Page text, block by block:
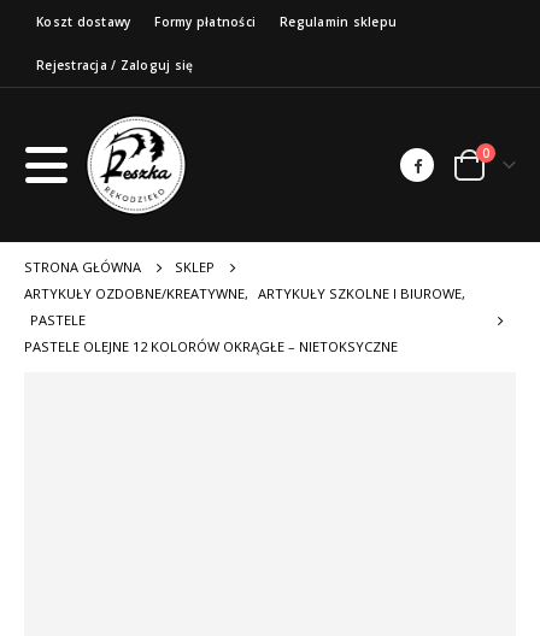
Koszt dostawy Formy płatności Regulamin sklepu
Rejestracja / Zaloguj się
0
STRONA GŁÓWNA
SKLEP
ARTYKUŁY OZDOBNE/KREATYWNE, ARTYKUŁY SZKOLNE I BIUROWE,
PASTELE
PASTELE OLEJNE 12 KOLORÓW OKRĄGŁE – NIETOKSYCZNE